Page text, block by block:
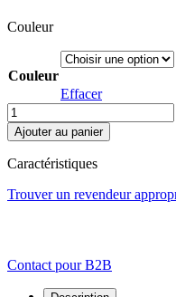
Couleur
Couleur
Effacer
quantité
de
Maxi.case
ABS.48
B&W
Ajouter au panier
Caractéristiques
Trouver un revendeur
Contact pour B2B